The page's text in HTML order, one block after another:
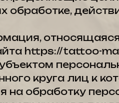
https://tattoo-
круга лиц к
на обработку